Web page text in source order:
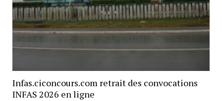
Infas.ciconcours.com retrait des convocations
INFAS 2026 en ligne